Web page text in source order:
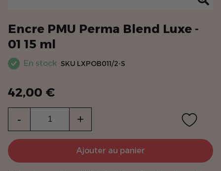
Encre PMU Perma Blend Luxe -
01 15 ml
En stock SKU LXPOB011/2-S
42,00 €
- +
Ajouter au panier